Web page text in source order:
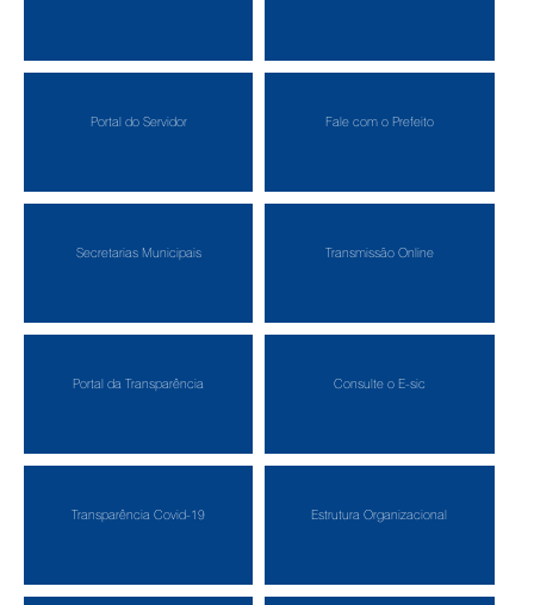
Portal do Servidor Fale com o Prefeito
Secretarias Municipais Transmissão Online
Portal da Transparência Consulte o E-sic
Transparência Covid-19 Estrutura Organizacional